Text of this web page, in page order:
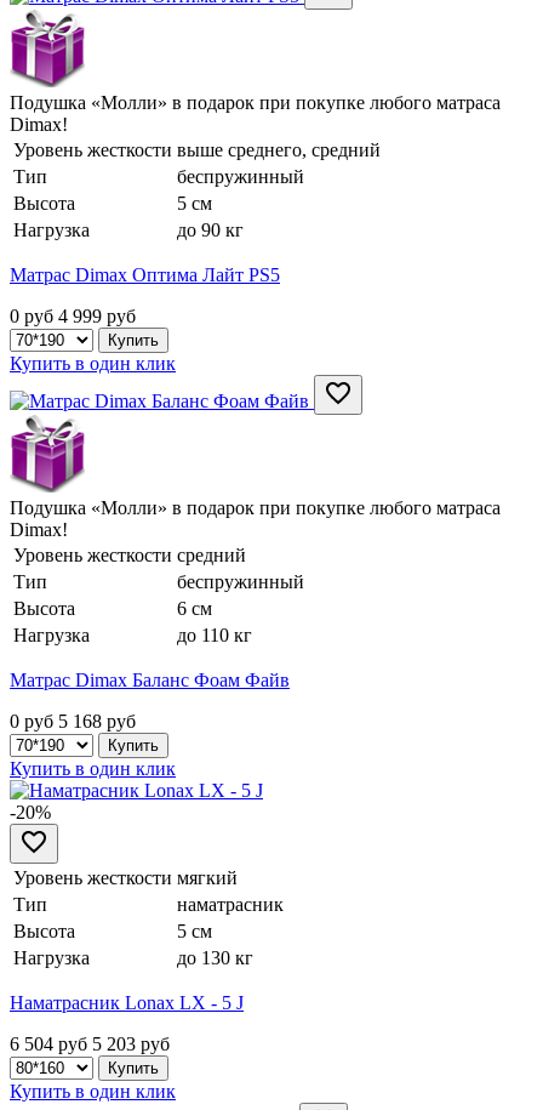
Подушка «Молли» в подарок при покупке любого матраса
Dimax!
Уровень жесткости выше среднего, средний
Тип
беспружинный
Высота
5 см
Нагрузка
до 90 кг
Матрас Dimax Оптима Лайт PS5
0 руб 4 999 руб
Купить в один клик
Подушка «Молли» в подарок при покупке любого матраса
Dimax!
Уровень жесткости средний
Тип
беспружинный
Высота
6 см
Нагрузка
до 110 кг
Матрас Dimax Баланс Фоам Файв
0 руб 5 168 руб
Купить в один клик
-20%
Уровень жесткости мягкий
Тип
наматрасник
Высота
5 см
Нагрузка
до 130 кг
Наматрасник Lonax LX - 5 J
6 504 руб 5 203 руб
Купить в один клик